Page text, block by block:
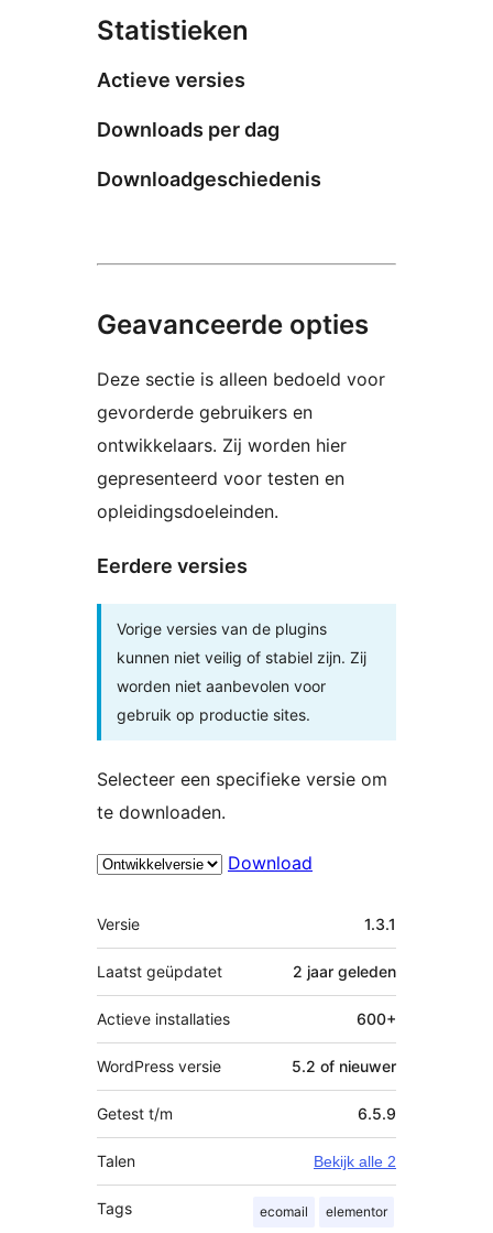
Statistieken
Actieve versies
Downloads per dag
Downloadgeschiedenis
Geavanceerde opties
Deze sectie is alleen bedoeld voor
gevorderde gebruikers en
ontwikkelaars. Zij worden hier
gepresenteerd voor testen en
opleidingsdoeleinden.
Eerdere versies
Vorige versies van de plugins
kunnen niet veilig of stabiel zijn. Zij
worden niet aanbevolen voor
gebruik op productie sites.
Selecteer een specifieke versie om
te downloaden.
Download
Meta
Versie 1.3.1
Laatst geüpdatet 2 jaar geleden
Actieve installaties 600+
WordPress versie 5.2 of nieuwer
Getest t/m 6.5.9
Talen Bekijk alle 2
Tags ecomail elementor